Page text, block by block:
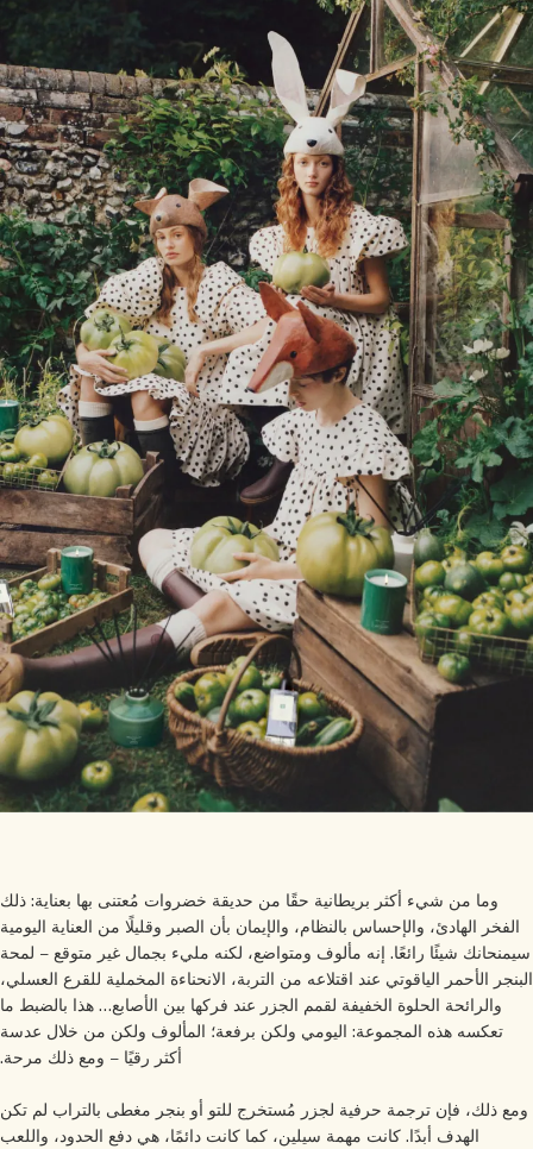
وما من شيء أكثر بريطانية حقًا من حديقة خضروات مُعتنى بها بعناية: ذلك
الفخر الهادئ، والإحساس بالنظام، والإيمان بأن الصبر وقليلًا من العناية اليومية
شيئًا رائعًا. إنه مألوف ومتواضع، لكنه مليء بجمال غير متوقع – لمحة
الأحمر الياقوتي عند اقتلاعه من التربة، الانحناءة المخملية للقرع العسلي،
والرائحة الحلوة الخفيفة لقمم الجزر عند فركها بين الأصابع… هذا بالضبط ما
تعكسه هذه المجموعة: اليومي ولكن برفعة؛ المألوف ولكن من خلال عدسة
أكثر رقيًا – ومع ذلك مرحة.
ذلك، فإن ترجمة حرفية لجزر مُستخرج للتو أو بنجر مغطى بالتراب لم تكن
الهدف أبدًا. كانت مهمة سيلين، كما كانت دائمًا، هي دفع الحدود، واللعب